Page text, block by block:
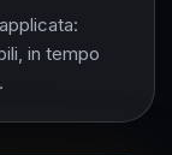
in tempo